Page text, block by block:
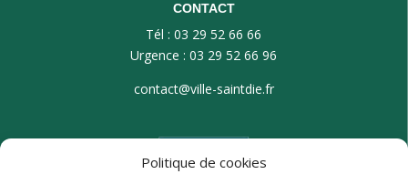
Politique de cookies
CONTACT
Tél : 03 29 52 66 66
Urgence : 03 29 52 66 96
contact@ville-saintdie.fr